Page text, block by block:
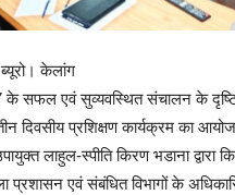
ब्यूरो। केलांग
सफल एवं सुव्यवस्थित संचालन के
दिवसीय प्रशिक्षण कार्यक्रम का
लाहुल-स्पीति किरण भडाना द्वारा
प्रशासन एवं संबंधित विभागों के